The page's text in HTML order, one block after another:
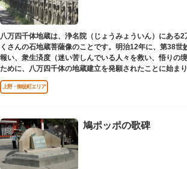
八万四千体地蔵は、浄名院（じょうみょういん）にある
くさんの石地蔵菩薩像のことです。明治12年に、第38世
報い、衆生済度（迷い苦しんでいる人々を救い、悟りの
ために、八万四千体の地蔵建立を発願されたことに始ま
千」とは仏法で無数の意味を示します。この石地蔵尊は全
れており、これまで約5万体の石地蔵尊が造立され、今も
上野・御徒町エリア
鳩ポッポの歌碑